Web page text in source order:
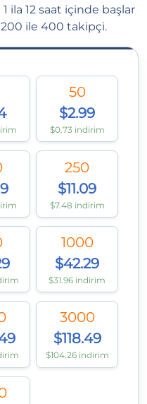
ila 12 saat içinde başlar
ile 400 takipçi.
50
$2.99
$0.73 indirim
250
$11.09
$7.48 indirim
1000
$42.29
$31.96 indirim
3000
$118.49
$104.26 indirim